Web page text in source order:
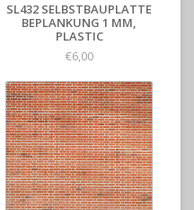
SL432 SELBSTBAUPLATTE
BEPLANKUNG 1 MM,
PLASTIC
€6,00